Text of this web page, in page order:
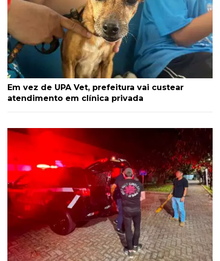
Em vez de UPA Vet, prefeitura vai custear
atendimento em clínica privada